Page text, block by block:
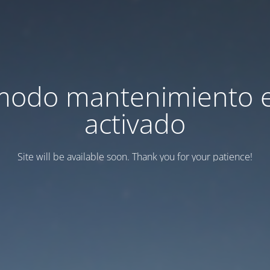
mantenimiento
activado
Site will be available soon. Thank you for your patience!